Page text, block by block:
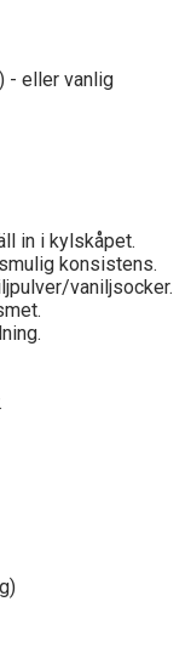
- eller vanlig
in i kylskåpet.
konsistens.
vaniljsocker.